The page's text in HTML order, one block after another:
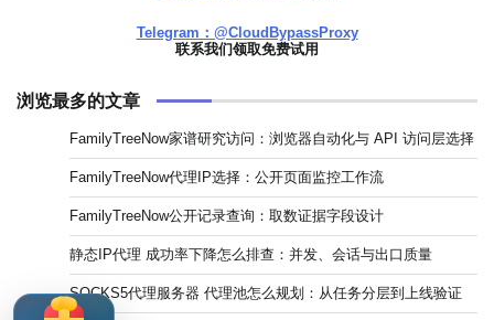
Telegram：@CloudBypassProxy
联系我们领取免费试用
浏览最多的文章
FamilyTreeNow家谱研究访问：浏览器自动化与 API 访问层选择
FamilyTreeNow代理IP选择：公开页面监控工作流
FamilyTreeNow公开记录查询：取数证据字段设计
静态IP代理 成功率下降怎么排查：并发、会话与出口质量
SOCKS5代理服务器 代理池怎么规划：从任务分层到上线验证